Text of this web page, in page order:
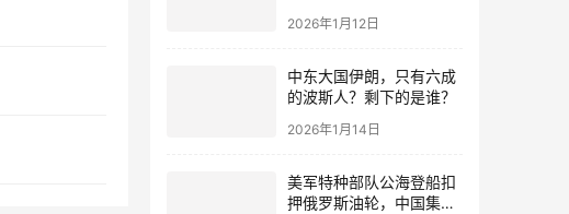
2026年1月12日
中东大国伊朗，只有六成
的波斯人？剩下的是谁？
2026年1月14日
美军特种部队公海登船扣
押俄罗斯油轮，中国集装